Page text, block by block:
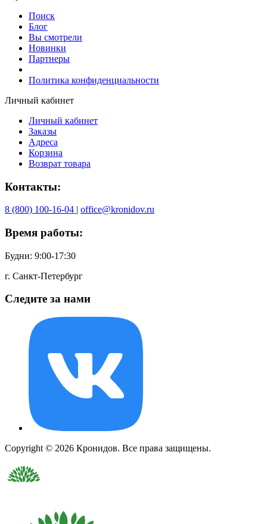
Поиск
Блог
Вы смотрели
Новинки
Партнеры
Политика конфиденциальности
Личный кабинет
Личный кабинет
Заказы
Адреса
Корзина
Возврат товара
Контакты:
8 (800) 100-16-04 | office@kronidov.ru
Время работы:
Будни: 9:00-17:30
г. Санкт-Петербург
Следите за нами
Copyright © 2026 Кронидов. Все права защищены.